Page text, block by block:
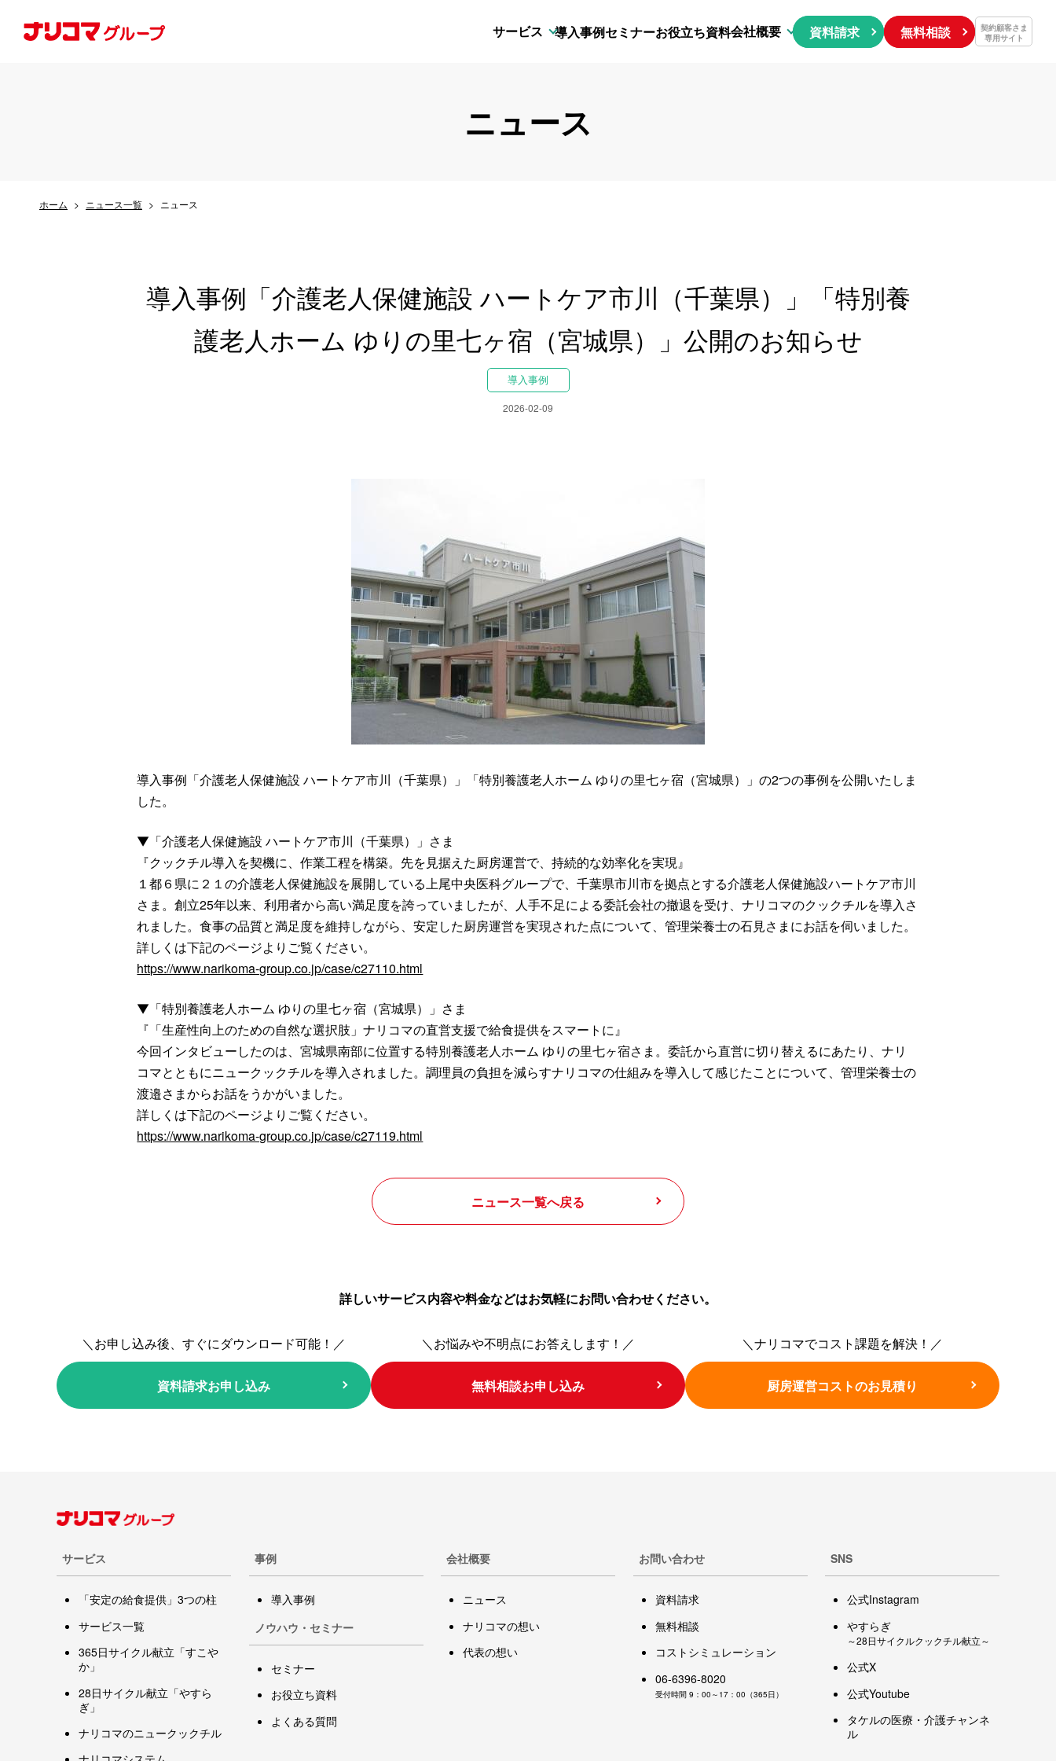
サービス 導入事例セミナーお役立ち資料会社概要 資料請求 無料相談
契約顧客さま
専用サイト
ニュース
ホーム ニュース一覧 ニュース
導入事例「介護老人保健施設 ハートケア市川（千葉県）」「特別養
護老人ホーム ゆりの里七ヶ宿（宮城県）」公開のお知らせ
導入事例
2026-02-09
導入事例「介護老人保健施設 ハートケア市川（千葉県）」「特別養護老人ホーム ゆりの里七ヶ宿（宮城県）」の2つの事例を公開いたしま
した。
▼「介護老人保健施設 ハートケア市川（千葉県）」さま
『クックチル導入を契機に、作業工程を構築。先を見据えた厨房運営で、持続的な効率化を実現』
１都６県に２１の介護老人保健施設を展開している上尾中央医科グループで、千葉県市川市を拠点とする介護老人保健施設ハートケア市川
さま。創立25年以来、利用者から高い満足度を誇っていましたが、人手不足による委託会社の撤退を受け、ナリコマのクックチルを導入さ
れました。食事の品質と満足度を維持しながら、安定した厨房運営を実現された点について、管理栄養士の石見さまにお話を伺いました。
詳しくは下記のページよりご覧ください。
https://www.narikoma-group.co.jp/case/c27110.html
▼「特別養護老人ホーム ゆりの里七ヶ宿（宮城県）」さま
『「生産性向上のための自然な選択肢」ナリコマの直営支援で給食提供をスマートに』
今回インタビューしたのは、宮城県南部に位置する特別養護老人ホーム ゆりの里七ヶ宿さま。委託から直営に切り替えるにあたり、ナリ
コマとともにニュークックチルを導入されました。調理員の負担を減らすナリコマの仕組みを導入して感じたことについて、管理栄養士の
渡邉さまからお話をうかがいました。
詳しくは下記のページよりご覧ください。
https://www.narikoma-group.co.jp/case/c27119.html
ニュース一覧へ戻る
詳しいサービス内容や料金などはお気軽にお問い合わせください。
＼お申し込み後、すぐにダウンロード可能！／
資料請求お申し込み
＼お悩みや不明点にお答えします！／
無料相談お申し込み
＼ナリコマでコスト課題を解決！／
厨房運営コストのお見積り
サービス
「安定の給食提供」3つの柱
サービス一覧
365日サイクル献立「すこや
か」
28日サイクル献立「やすら
ぎ」
ナリコマのニュークックチル
事例
導入事例
ノウハウ・セミナー
セミナー
お役立ち資料
よくある質問
会社概要
ニュース
ナリコマの想い
代表の想い
お問い合わせ
資料請求
無料相談
コストシミュレーション
06-6396-8020
受付時間 9：00～17：00（365日）
SNS
公式Instagram
やすらぎ
～28日サイクルクックチル献立～
公式X
公式Youtube
タケルの医療・介護チャンネ
ル